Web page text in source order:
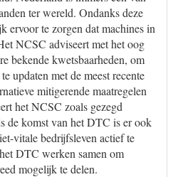
ter wereld. Ondanks deze
ervoor te zorgen dat machines in
NCSC adviseert met het oog
bekende kwetsbaarheden, om
updaten met de meest recente
mitigerende maatregelen
het NCSC zoals gezegd
de komst van het DTC is er ook
vitale bedrijfsleven actief te
DTC werken samen om
mogelijk te delen.